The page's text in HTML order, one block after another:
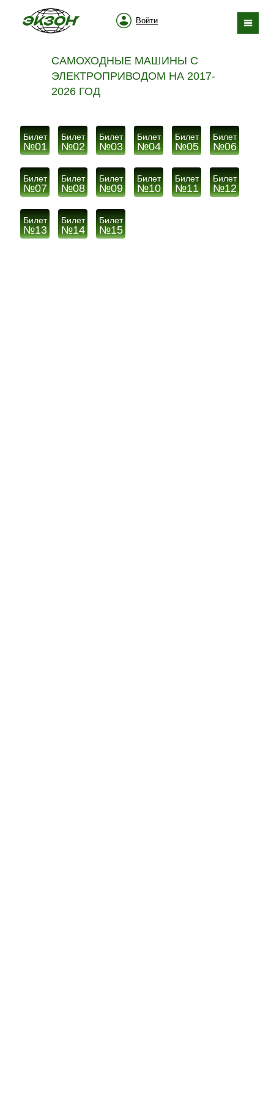
Войти
САМОХОДНЫЕ МАШИНЫ С
ЭЛЕКТРОПРИВОДОМ НА 2017-
2026 ГОД
Билет
№01
Билет
№02
Билет
№03
Билет
№04
Билет
№05
Билет
№06
Билет
№07
Билет
№08
Билет
№09
Билет
№10
Билет
№11
Билет
№12
Билет
№13
Билет
№14
Билет
№15